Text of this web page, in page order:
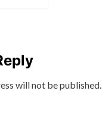
will not be published.